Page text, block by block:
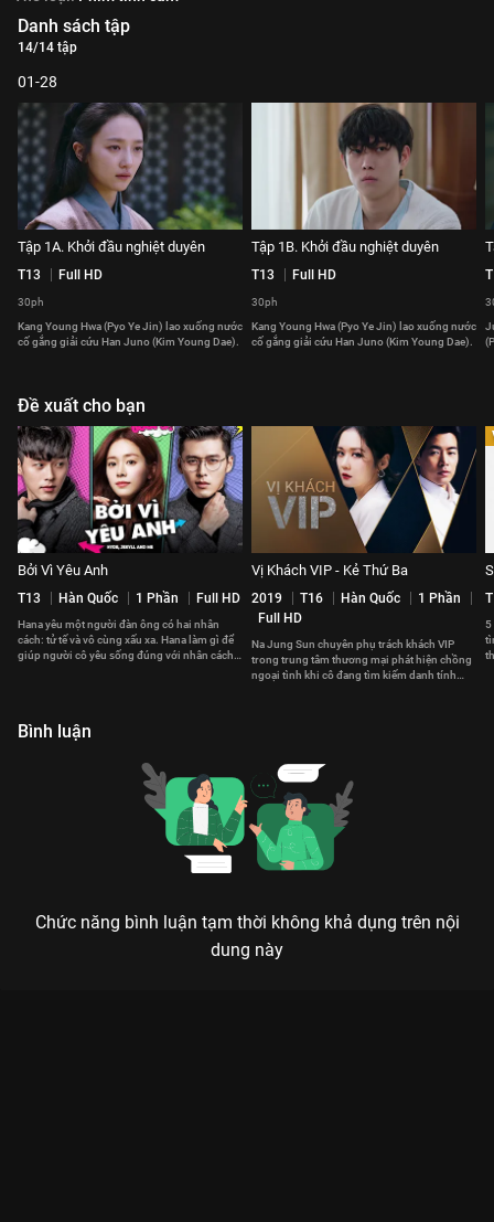
Danh sách tập
14/14 tập
01-28
Tập 1A. Khởi đầu nghiệt duyên
T13 Full HD
30ph
Kang Young Hwa (Pyo Ye Jin) lao xuống nước
cố gắng giải cứu Han Juno (Kim Young Dae).
Tập 1B. Khởi đầu nghiệt duyên
T13 Full HD
30ph
Kang Young Hwa (Pyo Ye Jin) lao xuống nước
cố gắng giải cứu Han Juno (Kim Young Dae).
Đề xuất cho bạn
Bởi Vì Yêu Anh
T13 Hàn Quốc 1 Phần Full HD
Hana yêu một người đàn ông có hai nhân
cách: tử tế và vô cùng xấu xa. Hana làm gì để
giúp người cô yêu sống đúng với nhân cách
Vị Khách VIP - Kẻ Thứ Ba
2019 T16 Hàn Quốc
1 Phần
Full HD
Na Jung Sun chuyên phụ trách khách VIP
trong trung tâm thương mại phát hiện chồng
ngoại tình khi cô đang tìm kiếm danh tính
5
Bình luận
Chức năng bình luận tạm thời không khả dụng trên nội
dung này